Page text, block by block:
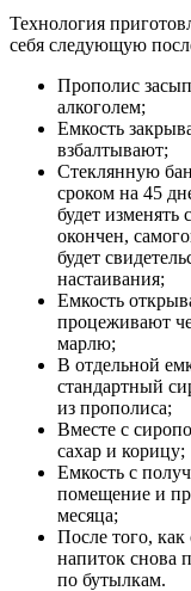
Технология
себя следующую
Прополис
алкоголем;
Емкость
взбалтывают;
Стеклянную
сроком на 45
будет изменять
окончен,
будет
настаивания;
Емкость
процеживают
марлю;
В отдельной
стандартный
из прополиса;
Вместе с
сахар и корицу;
Емкость с
помещение и
месяца;
После того, как
напиток снова
по бутылкам.